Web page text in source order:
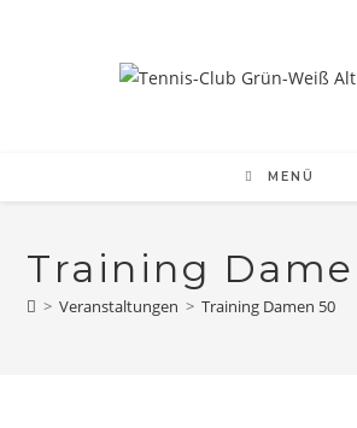
MENÜ
Training
> Veranstaltungen > Training Damen 50